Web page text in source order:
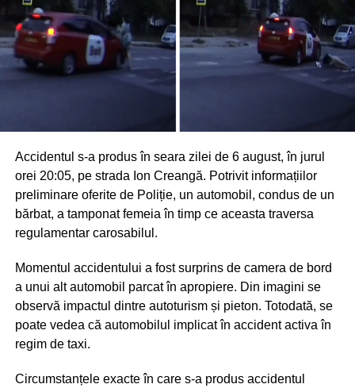
Accidentul s-a produs în seara zilei de 6 august, în jurul
orei 20:05, pe strada Ion Creangă. Potrivit informațiilor
preliminare oferite de Poliție, un automobil, condus de un
bărbat, a tamponat femeia în timp ce aceasta traversa
regulamentar carosabilul.
Momentul accidentului a fost surprins de camera de bord
a unui alt automobil parcat în apropiere. Din imagini se
observă impactul dintre autoturism și pieton. Totodată, se
poate vedea că automobilul implicat în accident activa în
regim de taxi.
Circumstanțele exacte în care s-a produs accidentul